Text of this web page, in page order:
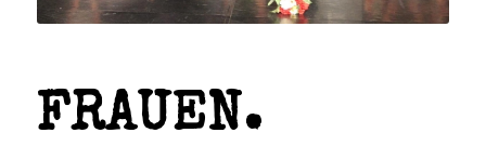
FRAUEN.